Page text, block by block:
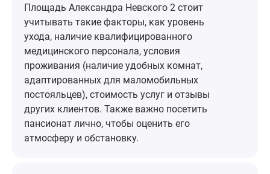
Площадь Александра Невского 2 стоит
учитывать такие факторы, как уровень
ухода, наличие квалифицированного
медицинского персонала, условия
проживания (наличие удобных комнат,
адаптированных для маломобильных
постояльцев), стоимость услуг и отзывы
других клиентов. Также важно посетить
пансионат лично, чтобы оценить его
атмосферу и обстановку.